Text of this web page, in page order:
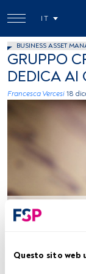
Questo sito web
IT
BUSINESS ASSET
GRUPPO
DEDICA AI
Francesca Vercesi 18
Tempo di lettura:2